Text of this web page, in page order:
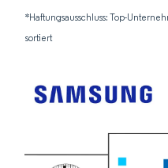
*Haftungsausschluss: Top-
sortiert